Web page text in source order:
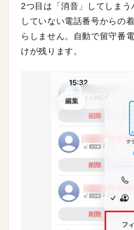
2つ目は「消音」してしま
していない電話番号からの
らしません。自動で留守番
けが残ります。